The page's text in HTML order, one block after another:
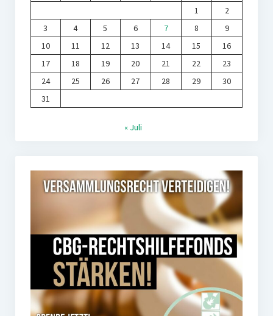
1
2
3
4 5 6 7 8
9
10
11 12 13 14 15
16
17
18 19 20 21 22
23
24
25 26 27 28 29
30
31
« Juli